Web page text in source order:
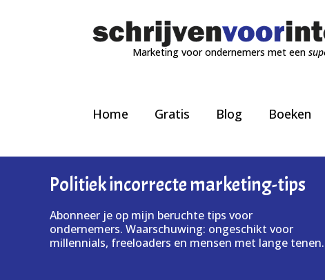
Marketing voor ondernemers met een
Home Gratis Blog Boeken
Politiek incorrecte marketing-tips
Abonneer je op mijn beruchte tips voor
ondernemers. Waarschuwing: ongeschikt voor
millennials, freeloaders en mensen met lange tenen.